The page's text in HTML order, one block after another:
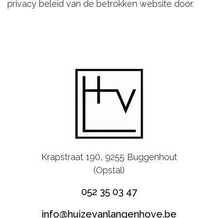
privacy beleid van de betrokken website door.
Krapstraat 190, 9255 Buggenhout
(Opstal)
052 35 03 47
info@huizevanlangenhove.be